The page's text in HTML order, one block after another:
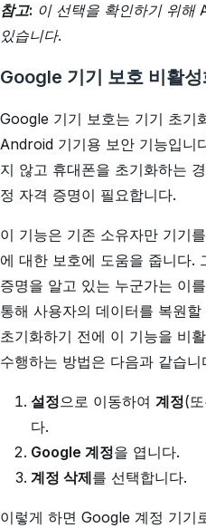
참고: 이 선택을 확인하기 위해
있습니다.
Google 기기 보호 비활성
Google 기기 보호는 기기 초기
Android 기기용 보안 기능입니
지 않고 휴대폰을 초기화하는
정 자격 증명이 필요합니다.
이 기능은 기존 소유자만 기기
에 대한 보호에 도움을 줍니다.
증명을 알고 있는 누군가는 이
통해 사용자의 데이터를 복원
초기화하기 전에 이 기능을 비
수행하는 방법은 다음과 같습니
설정으로 이동하여 계정(
다.
Google 계정을 엽니다.
계정 삭제를 선택합니다.
이렇게 하면 Google 계정 기기